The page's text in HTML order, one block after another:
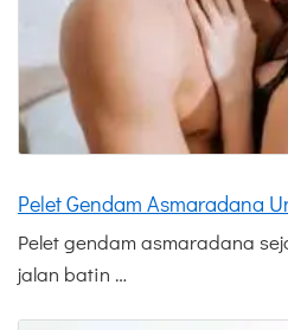
Pelet Gendam Asmaradana
Pelet gendam asmaradana
jalan batin …